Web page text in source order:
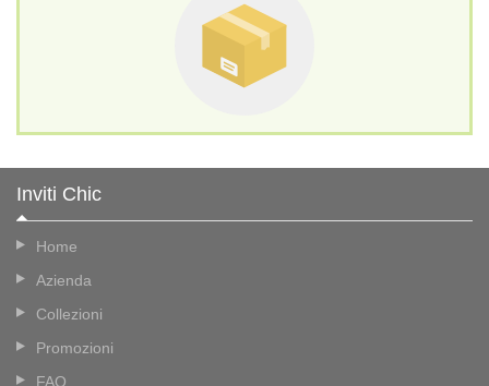
Inviti Chic
Home
Azienda
Collezioni
Promozioni
FAQ